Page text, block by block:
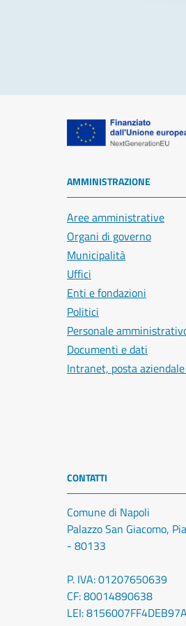
AMMINISTRAZIONE
Aree amministrative
Organi di governo
Municipalità
Uffici
Enti e fondazioni
Politici
Personale
Documenti e dati
Intranet, posta
CONTATTI
Comune di Napoli
Palazzo San Giacomo,
- 80133
P. IVA: 01207650639
CF: 80014890638
LEI: